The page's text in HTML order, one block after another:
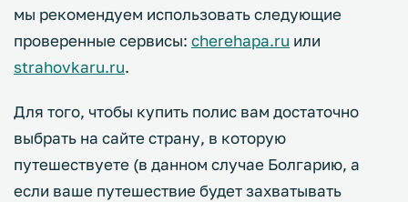
мы рекомендуем использовать следующие
проверенные сервисы: cherehapa.ru или
strahovkaru.ru.
Для того, чтобы купить полис вам достаточно
выбрать на сайте страну, в которую
путешествуете (в данном случае Болгарию, а
если ваше путешествие будет захватывать